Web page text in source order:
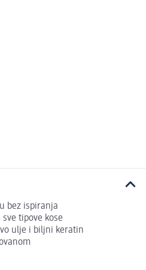
bez ispiranja
tipove kose
ulje i biljni keratin